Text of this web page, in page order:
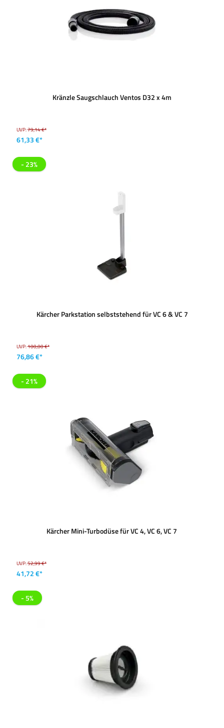
Kränzle Saugschlauch Ventos D32 x 4m
UVP:79,14 €*
61,33 €*
- 23%
Kärcher Parkstation selbststehend für VC 6 & VC 7
UVP:100,00 €*
76,86 €*
- 21%
Kärcher Mini-Turbodüse für VC 4, VC 6, VC 7
UVP:52,99 €*
41,72 €*
- 5%